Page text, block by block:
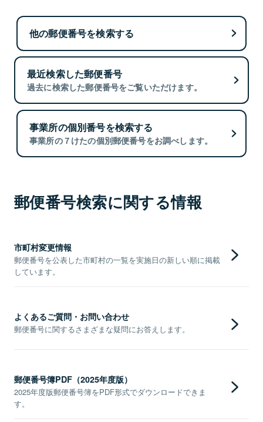
他の郵便番号を検索する
最近検索した郵便番号
過去に検索した郵便番号をご覧いただけます。
事業所の個別番号を検索する
事業所の７けたの個別郵便番号をお調べします。
郵便番号検索に関する情報
市町村変更情報
郵便番号を公表した市町村の一覧を実施日の新しい順に掲載
しています。
よくあるご質問・お問い合わせ
郵便番号に関するさまざまな疑問にお答えします。
郵便番号簿PDF（2025年度版）
2025年度版郵便番号簿をPDF形式でダウンロードできま
す。